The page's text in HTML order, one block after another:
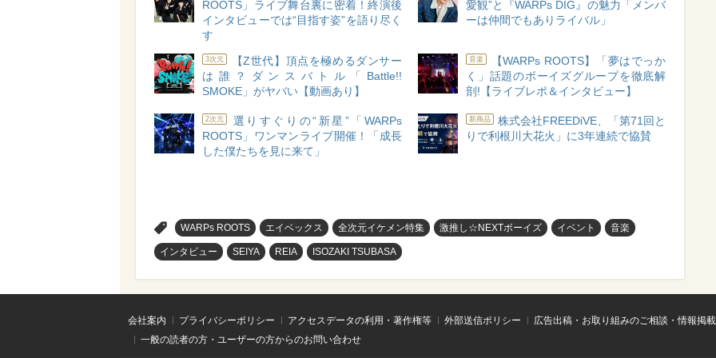
ROOTS」ライブ舞台裏に密着！終演後
インタビューでは“目指す姿”を語り尽く
す
愛観”と『WARPs DIG』の魅力「メンバ
ーは仲間でもありライバル」
3次元
【Z世代】頂点を極めるダンサー
は誰？ダンスバトル「Battle!!
SMOKE」がヤバい【動画あり】
音楽
【WARPs ROOTS】「夢はでっか
く」話題のボーイズグループを徹底解
剖!【ライブレポ＆インタビュー】
2次元
選りすぐりの“新星”「WARPs
ROOTS」ワンマンライブ開催！「成長
した僕たちを見に来て」
新商品
株式会社FREEDiVE、「第71回と
りで利根川大花火」に3年連続で協賛
WARPs ROOTS エイベックス 全次元イケメン特集 激推し☆NEXTボーイズ イベント 音楽
インタビュー SEIYA REIA ISOZAKI TSUBASA
会社案内 プライバシーポリシー アクセスデータの利用・著作権等 外部送信ポリシー
広告出稿・お取り組みのご相談・情報掲
一般の読者の方・ユーザーの方からのお問い合わせ